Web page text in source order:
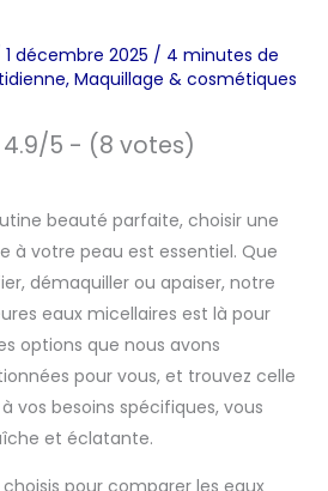
1 décembre 2025 / 4 minutes de
, Maquillage & cosmétiques
4.9/5 - (8 votes)
beauté parfaite, choisir une
à votre peau est essentiel. Que
démaquiller ou apaiser, notre
eaux micellaires est là pour
options que nous avons
pour vous, et trouvez celle
vos besoins spécifiques, vous
et éclatante.